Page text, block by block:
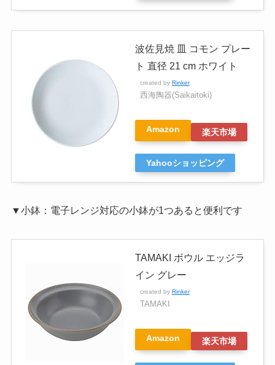
波佐見焼 皿 コモン プレー
ト 直径 21 cm ホワイト
created by Rinker
西海陶器(Saikaitoki)
Amazon 楽天市場
Yahooショッピング
▼小鉢：電子レンジ対応の小鉢が1つあると便利です
TAMAKI ボウル エッジラ
イン グレー
created by Rinker
TAMAKI
Amazon 楽天市場